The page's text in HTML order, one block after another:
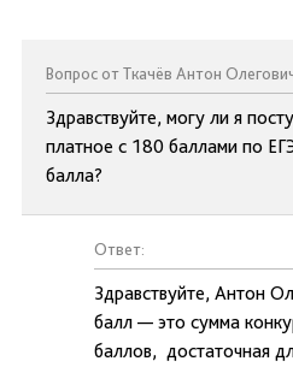
Вопрос от Ткачёв Антон
Здравствуйте, могу ли я
платное с 180 баллами по
балла?
Ответ:
Здравствуйте, Антон
балл — это сумма
баллов, достаточная